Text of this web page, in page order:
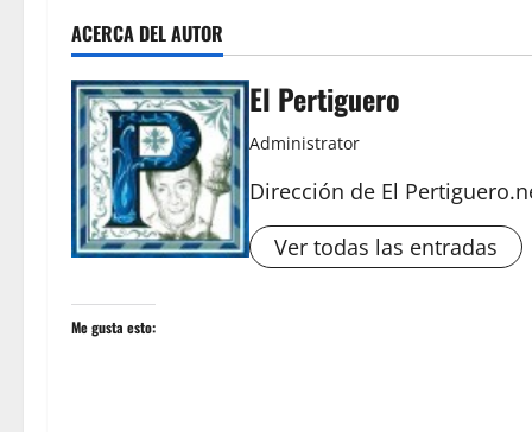
ACERCA DEL AUTOR
El Pertiguero
Administrator
Dirección de El
Ver todas las entradas
Me gusta esto: